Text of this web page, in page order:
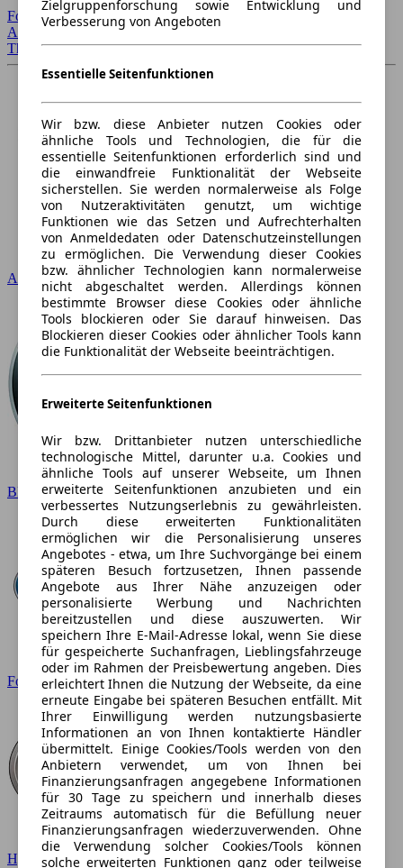
Forum Startseite
Alle Auto-Foren
Themen-Forum
Audi
BMW
Ford
Hyundai
Zielgruppenforschung sowie Entwicklung und
Verbesserung von Angeboten
Essentielle Seitenfunktionen
Wir bzw. diese Anbieter nutzen Cookies oder
ähnliche Tools und Technologien, die für die
essentielle Seitenfunktionen erforderlich sind und
die einwandfreie Funktionalität der Webseite
sicherstellen. Sie werden normalerweise als Folge
von Nutzeraktivitäten genutzt, um wichtige
Funktionen wie das Setzen und Aufrechterhalten
von Anmeldedaten oder Datenschutzeinstellungen
zu ermöglichen. Die Verwendung dieser Cookies
bzw. ähnlicher Technologien kann normalerweise
nicht abgeschaltet werden. Allerdings können
bestimmte Browser diese Cookies oder ähnliche
Tools blockieren oder Sie darauf hinweisen. Das
Blockieren dieser Cookies oder ähnlicher Tools kann
die Funktionalität der Webseite beeinträchtigen.
Erweiterte Seitenfunktionen
Wir bzw. Drittanbieter nutzen unterschiedliche
technologische Mittel, darunter u.a. Cookies und
ähnliche Tools auf unserer Webseite, um Ihnen
erweiterte Seitenfunktionen anzubieten und ein
verbessertes Nutzungserlebnis zu gewährleisten.
Durch diese erweiterten Funktionalitäten
ermöglichen wir die Personalisierung unseres
Angebotes - etwa, um Ihre Suchvorgänge bei einem
späteren Besuch fortzusetzen, Ihnen passende
Angebote aus Ihrer Nähe anzuzeigen oder
personalisierte Werbung und Nachrichten
bereitzustellen und diese auszuwerten. Wir
speichern Ihre E-Mail-Adresse lokal, wenn Sie diese
für gespeicherte Suchanfragen, Lieblingsfahrzeuge
oder im Rahmen der Preisbewertung angeben. Dies
erleichtert Ihnen die Nutzung der Webseite, da eine
erneute Eingabe bei späteren Besuchen entfällt. Mit
Ihrer Einwilligung werden nutzungsbasierte
Informationen an von Ihnen kontaktierte Händler
übermittelt. Einige Cookies/Tools werden von den
Anbietern verwendet, um von Ihnen bei
Finanzierungsanfragen angegebene Informationen
für 30 Tage zu speichern und innerhalb dieses
Zeitraums automatisch für die Befüllung neuer
Finanzierungsanfragen wiederzuverwenden. Ohne
die Verwendung solcher Cookies/Tools können
solche erweiterten Funktionen ganz oder teilweise